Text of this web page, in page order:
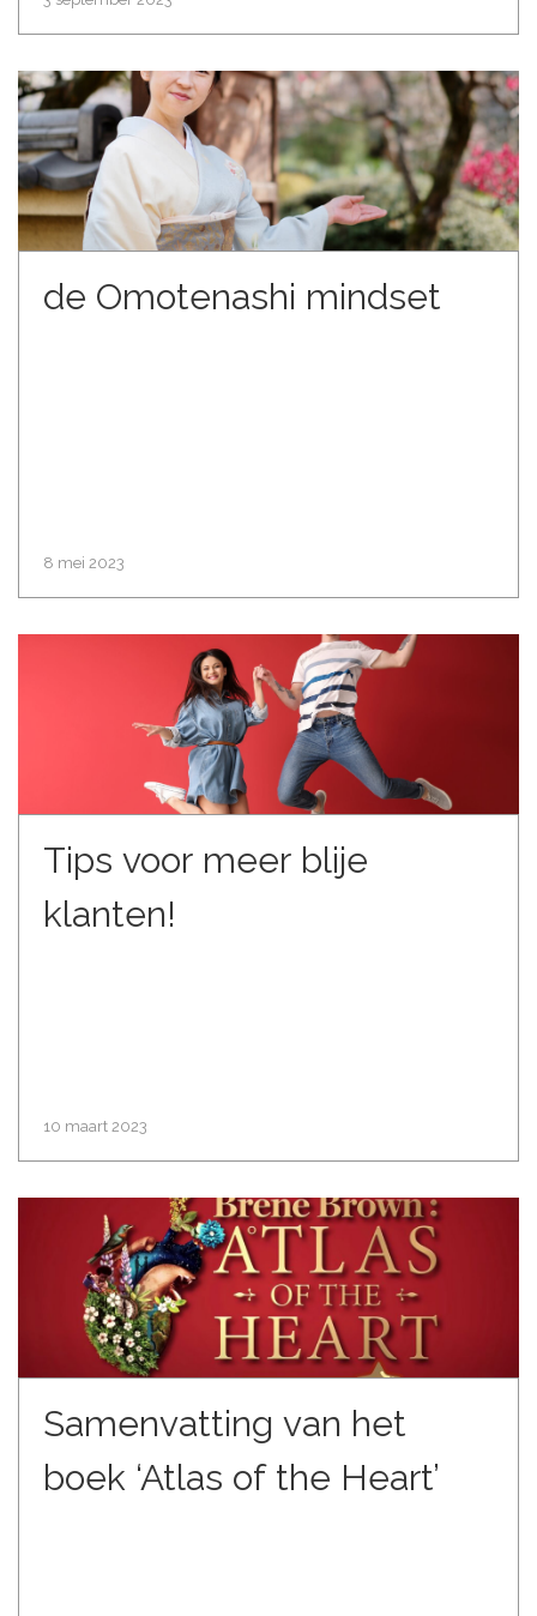
de Omotenashi mindset
8 mei 2023
Tips voor meer blije
klanten!
10 maart 2023
Samenvatting van het
boek ‘Atlas of the Heart’